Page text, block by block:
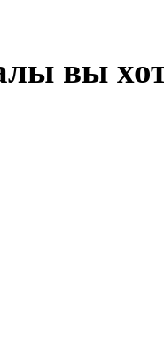
вы